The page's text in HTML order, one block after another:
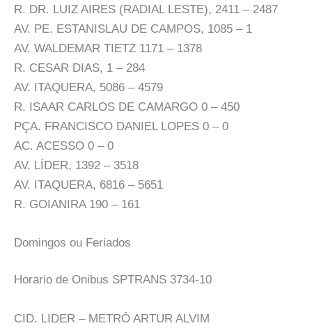
R. DR. LUIZ AIRES (RADIAL LESTE), 2411 – 2487
AV. PE. ESTANISLAU DE CAMPOS, 1085 – 1
AV. WALDEMAR TIETZ 1171 – 1378
R. CESAR DIAS, 1 – 284
AV. ITAQUERA, 5086 – 4579
R. ISAAR CARLOS DE CAMARGO 0 – 450
PÇA. FRANCISCO DANIEL LOPES 0 – 0
AC. ACESSO 0 – 0
AV. LÍDER, 1392 – 3518
AV. ITAQUERA, 6816 – 5651
R. GOIANIRA 190 – 161
Domingos ou Feriados
Horario de Onibus SPTRANS 3734-10
CID. LIDER – METRÔ ARTUR ALVIM